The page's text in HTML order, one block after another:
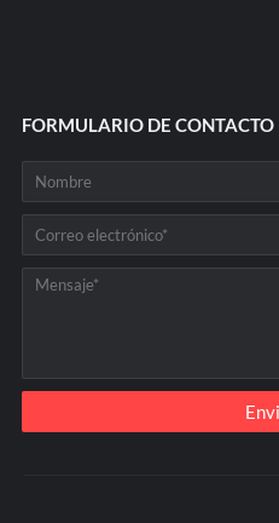
FORMULARIO DE CONTACTO